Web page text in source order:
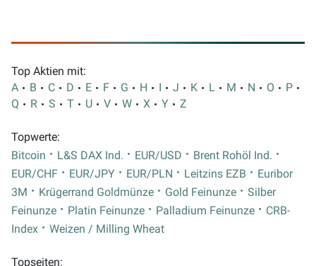
Top Aktien mit:
A
B C D E F G H I J K L M N O
P
Q
R S T U V W X Y Z
Topwerte:
Bitcoin
L&S DAX Ind. EUR/USD
Brent Rohöl Ind.
EUR/CHF
EUR/JPY EUR/PLN Leitzins EZB
Euribor
3M
Krügerrand Goldmünze Gold Feinunze
Silber
Feinunze
Platin Feinunze Palladium Feinunze
CRB-
Index
Weizen / Milling Wheat
Topseiten: